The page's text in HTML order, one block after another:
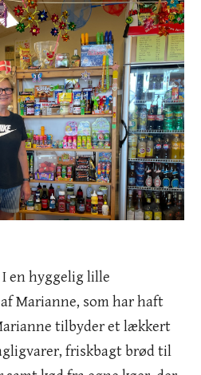
I en hyggelig lille
Marianne, som har haft
tilbyder et lækkert
friskbagt brød til